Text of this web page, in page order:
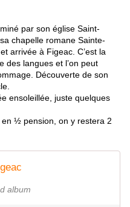
par son église Saint-
chapelle romane Sainte-
arrivée à Figeac. C’est la
des langues et l’on peut
Découverte de son
ensoleillée, juste quelques
½ pension, on y restera 2
album